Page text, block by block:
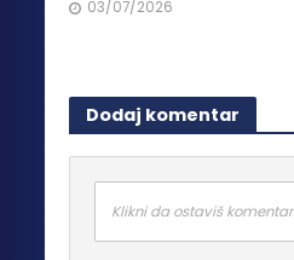
03/07/2026
Dodaj komentar
Klikni da ostaviš komentar